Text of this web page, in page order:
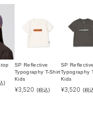
)
SP Reflective
Typography T-Shirt
Kids
¥3,520 (税込)
SP
Typography
Kids
¥3,520 (税